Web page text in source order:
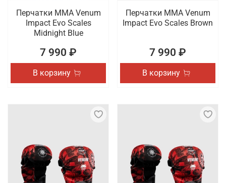
Перчатки ММА Venum
Impact Evo Scales
Midnight Blue
7 990 ₽
В корзину
Перчатки ММА Venum
Impact Evo Scales Brown
7 990 ₽
В корзину